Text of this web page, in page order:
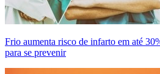
Frio aumenta risco de infarto em até
para se prevenir